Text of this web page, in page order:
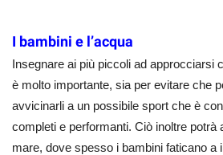
I bambini e l’acqua
Insegnare ai più piccoli ad approcciarsi
è molto importante, sia per evitare che
avvicinarli a un possibile sport che è
completi e performanti. Ciò inoltre potrà
mare, dove spesso i bambini faticano a